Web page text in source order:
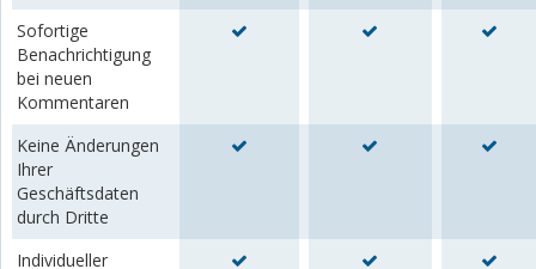
Sofortige
Benachrichtigung
bei neuen
Kommentaren
Keine Änderungen
Ihrer
Geschäftsdaten
durch Dritte
Individueller